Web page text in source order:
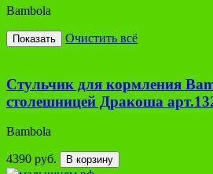
Bambola
Показать Очистить всё
Стульчик для кормления
столешницей Дракоша
Bambola
4390 руб. В корзину